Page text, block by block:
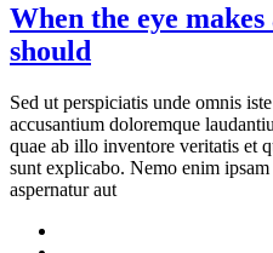
When the eye
should
Sed ut perspiciatis unde omnis
accusantium doloremque
quae ab illo inventore veritatis et
sunt explicabo. Nemo enim
aspernatur aut